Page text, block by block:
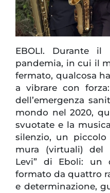
EBOLI. Durante il
pandemia, in cui il
fermato, qualcosa
a vibrare con
dell’emergenza
mondo nel 2020,
svuotate e la
silenzio, un
mura (virtuali) del
Levi” di Eboli: un
formato da quattro
e determinazione,